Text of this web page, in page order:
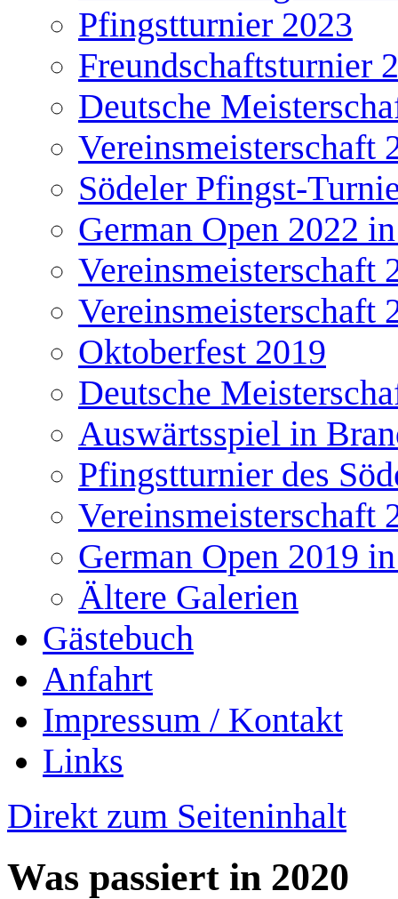
Pfingstturnier 2023
Freundschaftsturnier
Deutsche
Vereinsmeisterschaft
Södeler Pfingst-
German Open 2022
Vereinsmeisterschaft
Vereinsmeisterschaft
Oktoberfest 2019
Deutsche
Auswärtsspiel in
Pfingstturnier des
Vereinsmeisterschaft
German Open 2019
Ältere Galerien
Gästebuch
Anfahrt
Impressum / Kontakt
Links
Direkt zum Seiteninhalt
Was passiert in 2020